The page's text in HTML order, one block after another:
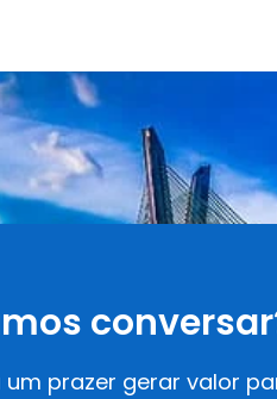
um prazer gerar valor